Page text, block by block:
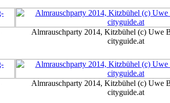
Almrauschparty 2014, Kitzbühel (c) Uwe
cityguide.at
Almrauschparty 2014, Kitzbühel (c) Uwe
cityguide.at